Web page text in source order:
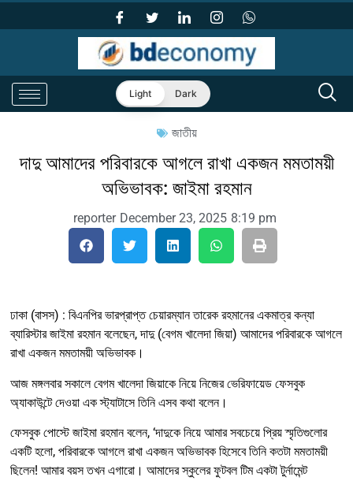
Light Dark
জাতীয়
দাদু আমাদের পরিবারকে আগলে রাখা একজন মমতাময়ী
অভিভাবক: জাইমা রহমান
reporter December 23, 2025 8:19 pm
ঢাকা (বাসস) : বিএনপির ভারপ্রাপ্ত চেয়ারম্যান তারেক রহমানের একমাত্র কন্যা
ব্যারিস্টার জাইমা রহমান বলেছেন, দাদু (বেগম খালেদা জিয়া) আমাদের পরিবারকে আগলে
রাখা একজন মমতাময়ী অভিভাবক।
আজ মঙ্গলবার সকালে বেগম খালেদা জিয়াকে নিয়ে নিজের ভেরিফায়েড ফেসবুক
অ্যাকাউন্টে দেওয়া এক স্ট্যাটাসে তিনি এসব কথা বলেন।
ফেসবুক পোস্টে জাইমা রহমান বলেন, ‘দাদুকে নিয়ে আমার সবচেয়ে প্রিয় স্মৃতিগুলোর
একটি হলো, পরিবারকে আগলে রাখা একজন অভিভাবক হিসেবে তিনি কতটা মমতাময়ী
ছিলেন! আমার বয়স তখন এগারো। আমাদের স্কুলের ফুটবল টিম একটা টুর্নামেন্ট